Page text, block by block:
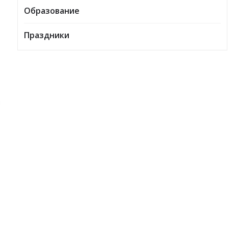
Образование
Праздники